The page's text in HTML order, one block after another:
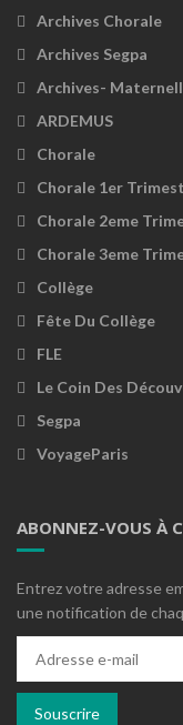
Archives Chorale
Archives Segpa
Archives-
ARDEMUS
Chorale
Chorale 1er
Chorale 2eme
Chorale 3eme
Collège
Fête Du Collège
FLE
Le Coin Des
Segpa
VoyageParis
ABONNEZ-VOUS À
Entrez votre adresse
une notification de
mail
Souscrire